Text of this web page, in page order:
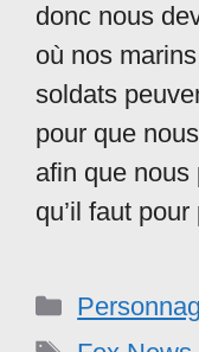
donc nous
où nos
soldats
pour que
afin que
qu’il faut
Catégories